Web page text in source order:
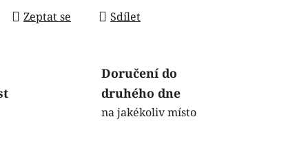
Zeptat se Sdílet
Doručení do
druhého dne
na jakékoliv místo